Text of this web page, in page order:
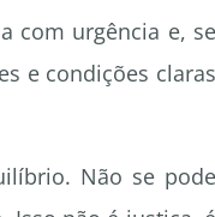
com urgência e, se
e condições claras
Não se pode